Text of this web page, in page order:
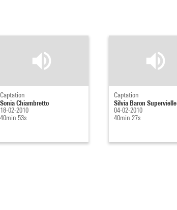
Captation
Sonia Chiambretto
18-02-2010
40min 53s
Captation
Silvia Baron Supervielle
04-02-2010
40min 27s